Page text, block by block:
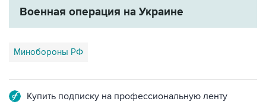
Военная операция на Украине
Минобороны РФ
Купить подписку на профессиональную ленту